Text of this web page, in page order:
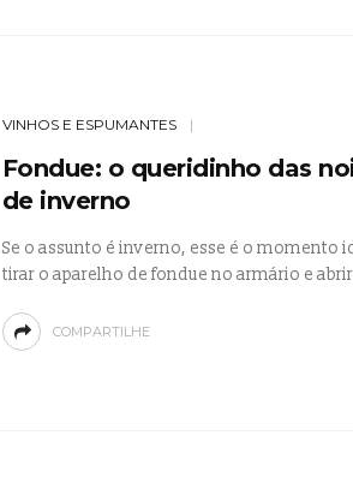
VINHOS E ESPUMANTES
Fondue: o queridinho das
de inverno
Se o assunto é inverno, esse é o momento
tirar o aparelho de fondue no armário e abrir
COMPARTILHE